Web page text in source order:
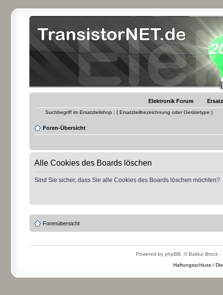
Elektronik Forum
Suchbegriff im Ersatzteilshop : ( Ersatzteilbezeichnung oder Gerätetype )
Foren-Übersicht
Alle Cookies des Boards löschen
Sind Sie sicher, dass Sie alle Cookies des Boards löschen möchten?
Forenübersicht
Powered by phpBB, © Baldur Brock -
Haftungsschluss /